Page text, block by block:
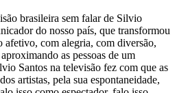
brasileira sem falar de Silvio
do nosso país, que transformou
afetivo, com alegria, com diversão,
as pessoas de um
Santos na televisão fez com que as
artistas, pela sua espontaneidade,